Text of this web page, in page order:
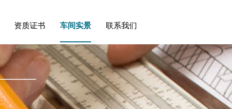
资质证书 车间实景 联系我们